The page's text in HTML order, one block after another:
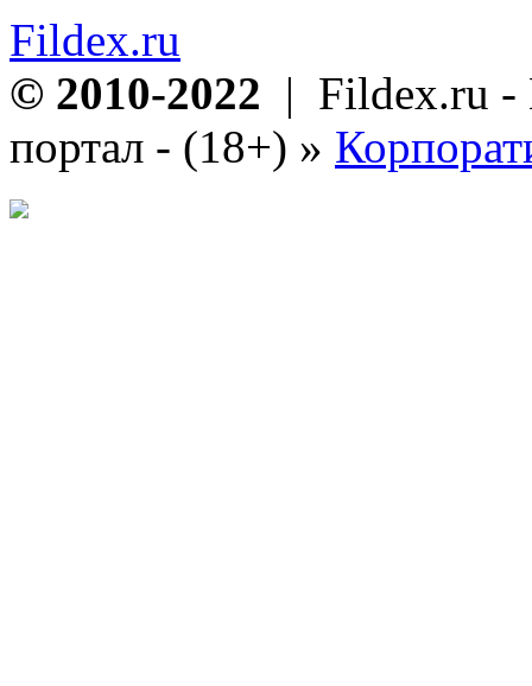
Fildex.ru
© 2010-2022 | Fildex.ru -
портал - (18+) »